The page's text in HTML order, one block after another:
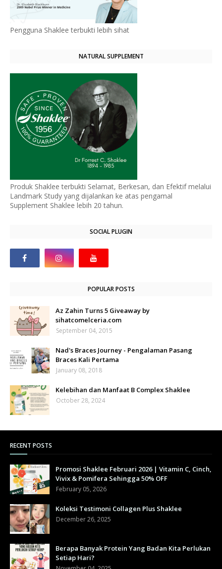
Pengguna Shaklee terbukti lebih sihat
NATURAL SUPPLEMENT
Produk Shaklee terbukti Selamat, Berkesan, dan Efektif melalui
Landmark Study yang dijalankan ke atas pengamal
Supplement Shaklee lebih 20 tahun.
SOCIAL PLUGIN
POPULAR POSTS
Az Zahin Turns 5 Giveaway by
sihatcomelceria.com
September 04, 2015
Nad's Braces Journey - Pengalaman Pasang
Braces Kali Pertama
January 08, 2018
Kelebihan dan Manfaat B Complex Shaklee
October 28, 2024
RECENT POSTS
Promosi Shaklee Februari 2026 | Vitamin C, Cinch,
Vivix & Pomifera Sehingga 50% OFF
February 05, 2026
Koleksi Testimoni Collagen Plus Shaklee
December 26, 2025
Berapa Banyak Protein Yang Badan Kita Perlukan
Setiap Hari?